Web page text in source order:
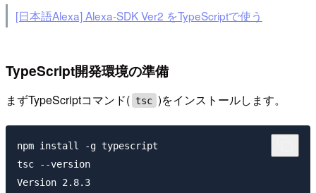
[日本語Alexa] Alexa-SDK Ver2 をTypeScriptで使う
TypeScript開発環境の準備
まずTypeScriptコマンド( tsc )をインストールします。
npm install -g typescript
tsc --version